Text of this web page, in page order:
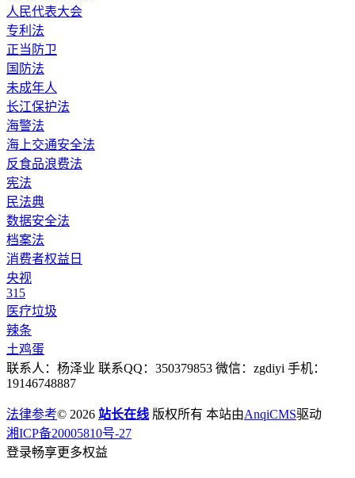
人民代表大会
专利法
正当防卫
国防法
未成年人
长江保护法
海警法
海上交通安全法
反食品浪费法
宪法
民法典
数据安全法
档案法
消费者权益日
央视
315
医疗垃圾
辣条
土鸡蛋
联系人：杨泽业 联系QQ：350379853 微信：zgdiyi 手机：
19146748887
法律参考© 2026 站长在线 版权所有 本站由AnqiCMS驱动
湘ICP备20005810号-27
登录畅享更多权益